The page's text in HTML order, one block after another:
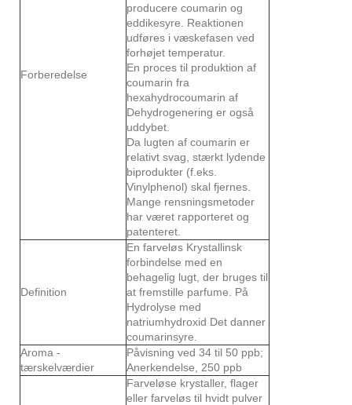
Forberedelse
producere coumarin og
eddikesyre. Reaktionen
udføres i væskefasen ved
forhøjet temperatur.
En proces til produktion af
coumarin fra
hexahydrocoumarin af
Dehydrogenering er også
uddybet.
Da lugten af ​​coumarin er
relativt svag, stærkt lydende
biprodukter (f.eks.
Vinylphenol) skal fjernes.
Mange rensningsmetoder
har været rapporteret og
patenteret.
Definition
En farveløs Krystallinsk
forbindelse med en
behagelig lugt, der bruges til
at fremstille parfume. På
Hydrolyse med
natriumhydroxid Det danner
coumarinsyre.
Aroma -
tærskelværdier
Påvisning ved 34 til 50 ppb;
Anerkendelse, 250 ppb
Farveløse krystaller, flager
eller farveløs til hvidt pulver